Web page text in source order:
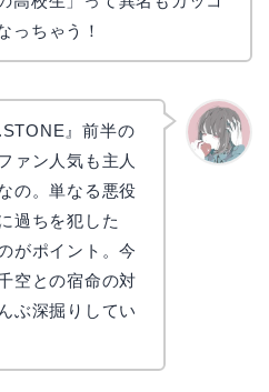
っちゃう！
』前半の
ァン人気も主人
の。単なる悪役
過ちを犯した
がポイント。今
空との宿命の対
ぶ深掘りしてい